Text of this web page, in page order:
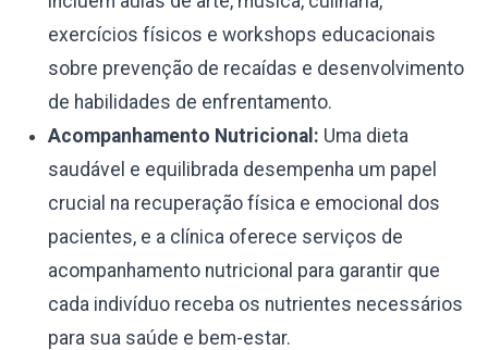
exercícios físicos e workshops educacionais
sobre prevenção de recaídas e desenvolvimento
de habilidades de enfrentamento.
Acompanhamento Nutricional: Uma dieta
saudável e equilibrada desempenha um papel
crucial na recuperação física e emocional dos
pacientes, e a clínica oferece serviços de
acompanhamento nutricional para garantir que
cada indivíduo receba os nutrientes necessários
para sua saúde e bem-estar.